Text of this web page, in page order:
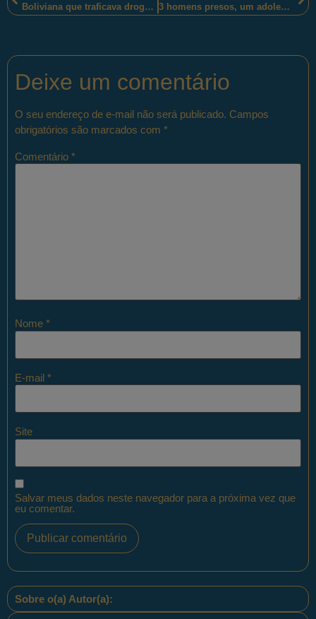
Boliviana que traficava drogas teve a viagem interrompida pelos policiais militares paulistas, em Ourinhos-SP
3 homens presos, um adolescente, armas e drogas apreendidas, no Complexo da Serrinha, pelos policiais militares fluminenses
Deixe um comentário
O seu endereço de e-mail não será publicado. Campos
obrigatórios são marcados com *
Comentário *
Nome *
E-mail *
Site
Salvar meus dados neste navegador para a próxima vez que
eu comentar.
Sobre o(a) Autor(a):